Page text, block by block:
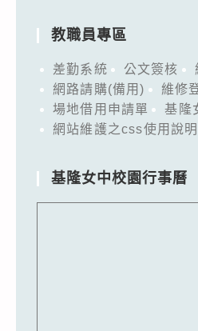
教職員專區
差勤系統 公文簽核
網路請購(備用)
維修
場地借用申請單
基隆
網站維護之css使用說明
基隆女中校園行事曆